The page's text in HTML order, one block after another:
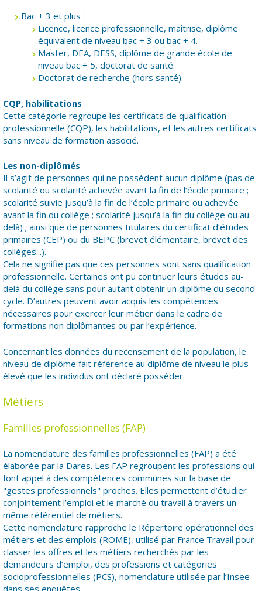
Bac + 3 et plus :
Licence, licence professionnelle, maîtrise, diplôme
équivalent de niveau bac + 3 ou bac + 4.
Master, DEA, DESS, diplôme de grande école de
niveau bac + 5, doctorat de santé.
Doctorat de recherche (hors santé).
CQP, habilitations
Cette catégorie regroupe les certificats de qualification
professionnelle (CQP), les habilitations, et les autres certificats
sans niveau de formation associé.
Les non-diplômés
Il s’agit de personnes qui ne possèdent aucun diplôme (pas de
scolarité ou scolarité achevée avant la fin de l’école primaire ;
scolarité suivie jusqu’à la fin de l’école primaire ou achevée
avant la fin du collège ; scolarité jusqu’à la fin du collège ou au-
delà) ; ainsi que de personnes titulaires du certificat d’études
primaires (CEP) ou du BEPC (brevet élémentaire, brevet des
collèges...).
Cela ne signifie pas que ces personnes sont sans qualification
professionnelle. Certaines ont pu continuer leurs études au-
delà du collège sans pour autant obtenir un diplôme du second
cycle. D’autres peuvent avoir acquis les compétences
nécessaires pour exercer leur métier dans le cadre de
formations non diplômantes ou par l’expérience.
Concernant les données du recensement de la population, le
niveau de diplôme fait référence au diplôme de niveau le plus
élevé que les individus ont déclaré posséder.
Métiers
Familles professionnelles (FAP)
La nomenclature des familles professionnelles (FAP) a été
élaborée par la Dares. Les FAP regroupent les professions qui
font appel à des compétences communes sur la base de
"gestes professionnels" proches. Elles permettent d’étudier
conjointement l’emploi et le marché du travail à travers un
même référentiel de métiers.
Cette nomenclature rapproche le Répertoire opérationnel des
métiers et des emplois (ROME), utilisé par France Travail pour
classer les offres et les métiers recherchés par les
demandeurs d’emploi, des professions et catégories
socioprofessionnelles (PCS), nomenclature utilisée par l’Insee